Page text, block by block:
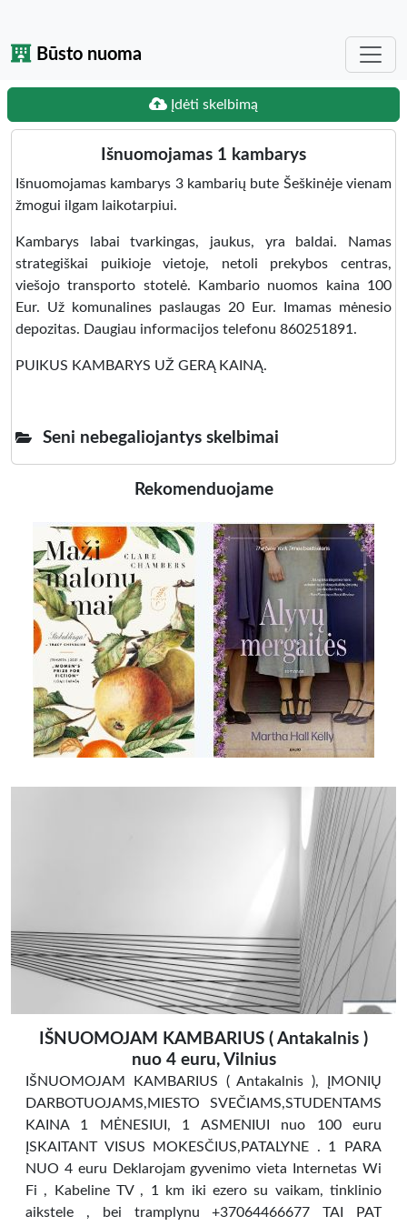
Būsto nuoma
Įdėti skelbimą
Išnuomojamas 1 kambarys
Išnuomojamas kambarys 3 kambarių bute Šeškinėje vienam
žmogui ilgam laikotarpiui.
Kambarys labai tvarkingas, jaukus, yra baldai. Namas
strategiškai puikioje vietoje, netoli prekybos centras,
viešojo transporto stotelė. Kambario nuomos kaina 100
Eur. Už komunalines paslaugas 20 Eur. Imamas mėnesio
depozitas. Daugiau informacijos telefonu 860251891.
PUIKUS KAMBARYS UŽ GERĄ KAINĄ.
Seni nebegaliojantys skelbimai
Rekomenduojame
IŠNUOMOJAM KAMBARIUS ( Antakalnis )
nuo 4 euru, Vilnius
IŠNUOMOJAM KAMBARIUS ( Antakalnis ), ĮMONIŲ
DARBOTUOJAMS,MIESTO SVEČIAMS,STUDENTAMS
KAINA 1 MĖNESIUI, 1 ASMENIUI nuo 100 euru
ĮSKAITANT VISUS MOKESČIUS,PATALYNE . 1 PARA
NUO 4 euru Deklarojam gyvenimo vieta Internetas Wi
Fi , Kabeline TV , 1 km iki ezero su vaikam, tinklinio
aikstele , bei tramplynu +37064466677 TAI PAT